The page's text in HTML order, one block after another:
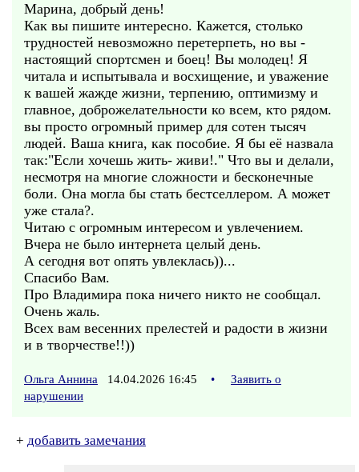
Марина, добрый день!
Как вы пишите интересно. Кажется, столько
трудностей невозможно перетерпеть, но вы -
настоящий спортсмен и боец! Вы молодец! Я
читала и испытывала и восхищение, и уважение
к вашей жажде жизни, терпению, оптимизму и
главное, доброжелательности ко всем, кто рядом.
вы просто огромный пример для сотен тысяч
людей. Ваша книга, как пособие. Я бы её назвала
так:"Если хочешь жить- живи!." Что вы и делали,
несмотря на многие сложности и бесконечные
боли. Она могла бы стать бестселлером. А может
уже стала?.
Читаю с огромным интересом и увлечением.
Вчера не было интернета целый день.
А сегодня вот опять увлеклась))...
Спасибо Вам.
Про Владимира пока ничего никто не сообщал.
Очень жаль.
Всех вам весенних прелестей и радости в жизни
и в творчестве!!))
Ольга Аннина 14.04.2026 16:45 •
Заявить о
нарушении
+ добавить замечания